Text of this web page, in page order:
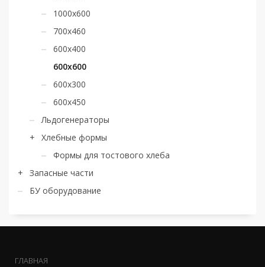
1000х600
700х460
600х400
600х600
600х300
600х450
Льдогенераторы
Хлебные формы
Формы для тостового хлеба
Запасные части
БУ оборудование
ГЛАВНАЯ